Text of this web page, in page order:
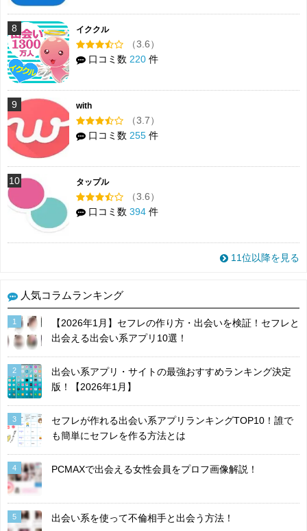
8 イククル
（3.6）
口コミ数 220 件
9 with
（3.7）
口コミ数 255 件
10 タップル
（3.6）
口コミ数 394 件
11位以降を見る
人気コラムランキング
1
【2026年1月】セフレの作り方・出会いを検証！セフレと
出会える出会い系アプリ10選！
2
出会い系アプリ・サイトの最強おすすめランキング決定
版！【2026年1月】
3
セフレが作れる出会い系アプリランキングTOP10！誰で
も簡単にセフレを作る方法とは
4 PCMAXで出会える女性会員をプロフ画像解説！
5 出会い系を使って不倫相手と出会う方法！